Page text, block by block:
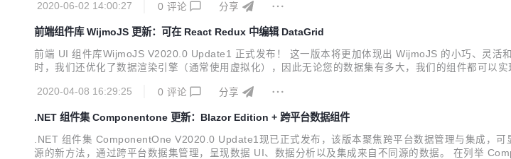
2020-06-02 14:00:27
0 评论 分享
前端组件库 WijmoJS 更新：可在 React Redux 中编辑 DataGrid
前端 UI 组件库WijmoJS V2020.0 Update1 正式发布！ 这一版本将更加体现出 WijmoJS 的小巧、灵活
时，我们还优化了数据渲染引擎（通常使用虚拟化），因此无论您的数据集有多大，我们的组件都可以
2020-04-08 16:29:25
0 评论 分享
.NET 组件集 Componentone 更新：Blazor Edition + 跨平台数据组件
.NET 组件集 ComponentOne V2020.0 Update1现已正式发布，该版本聚焦跨平台数据管理与集成，
源的新方法，通过跨平台数据集管理，呈现数据 UI、数据分析以及集成来自不同源的数据。 在列举